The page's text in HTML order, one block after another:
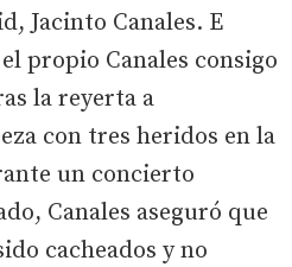
Jacinto Canales. E
propio Canales consigo
la reyerta a
con tres heridos en la
un concierto
Canales aseguró que
cacheados y no